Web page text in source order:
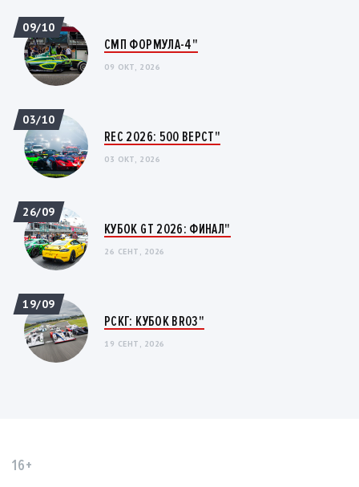
СМП ФОРМУЛА-4"
09 ОКТ, 2026
09/10
REC 2026: 500 ВЕРСТ"
03 ОКТ, 2026
03/10
КУБОК GT 2026: ФИНАЛ"
26 СЕНТ, 2026
26/09
РСКГ: КУБОК BR03"
19 СЕНТ, 2026
19/09
16+